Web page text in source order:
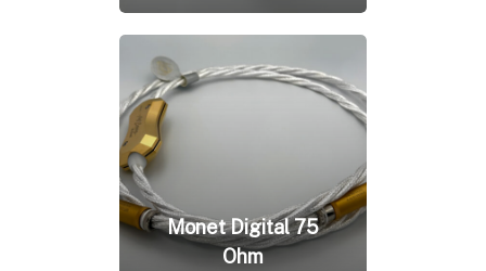
Monet Digital 75
Ohm